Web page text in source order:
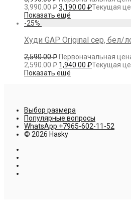
3,990.00 ₽.3,190.00 ₽Текущая
Показать ещё
-25%
Худи GAP Original сер, бел/
2,590.00₽ Первоначальная
2,590.00 ₽. 1,940.00 ₽Текущая
Показать ещё
Выбор размера
Популярные вопросы
WhatsApp +7965-602-11-52
© 2026 Hasky